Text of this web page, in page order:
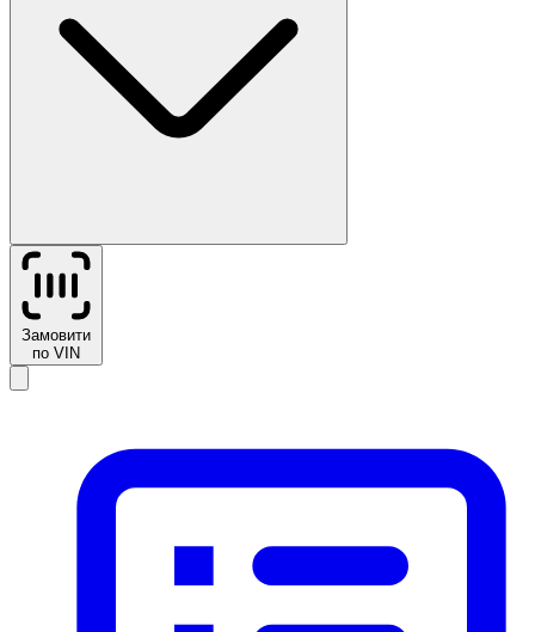
Замовити
по VIN